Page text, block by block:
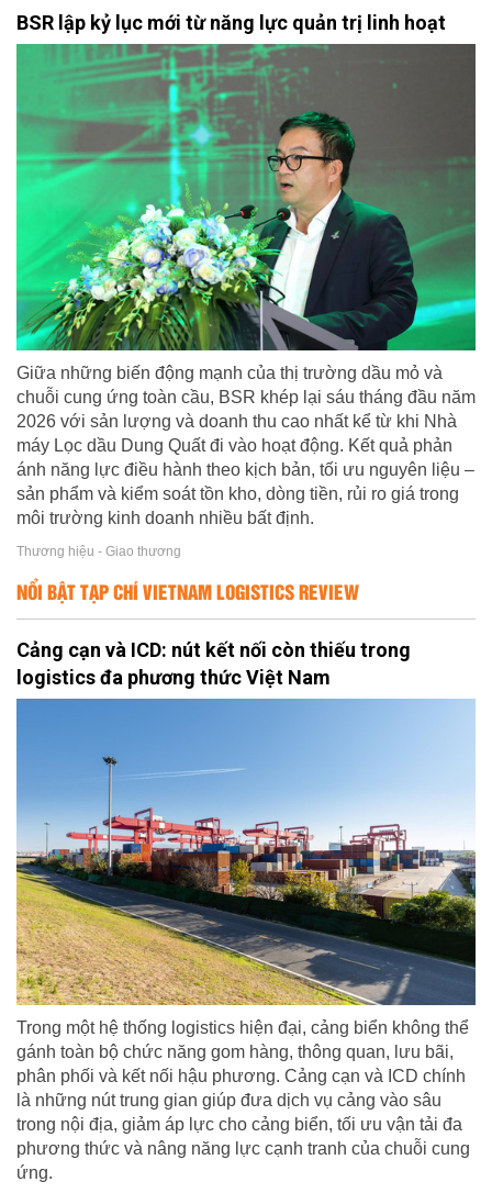
BSR lập kỷ lục mới từ năng lực quản trị linh hoạt
Giữa những biến động mạnh của thị trường dầu mỏ và
chuỗi cung ứng toàn cầu, BSR khép lại sáu tháng đầu năm
2026 với sản lượng và doanh thu cao nhất kể từ khi Nhà
máy Lọc dầu Dung Quất đi vào hoạt động. Kết quả phản
ánh năng lực điều hành theo kịch bản, tối ưu nguyên liệu –
sản phẩm và kiểm soát tồn kho, dòng tiền, rủi ro giá trong
môi trường kinh doanh nhiều bất định.
Thương hiệu - Giao thương
NỔI BẬT TẠP CHÍ VIETNAM LOGISTICS REVIEW
Cảng cạn và ICD: nút kết nối còn thiếu trong
logistics đa phương thức Việt Nam
Trong một hệ thống logistics hiện đại, cảng biển không thể
gánh toàn bộ chức năng gom hàng, thông quan, lưu bãi,
phân phối và kết nối hậu phương. Cảng cạn và ICD chính
là những nút trung gian giúp đưa dịch vụ cảng vào sâu
trong nội địa, giảm áp lực cho cảng biển, tối ưu vận tải đa
phương thức và nâng năng lực cạnh tranh của chuỗi cung
ứng.